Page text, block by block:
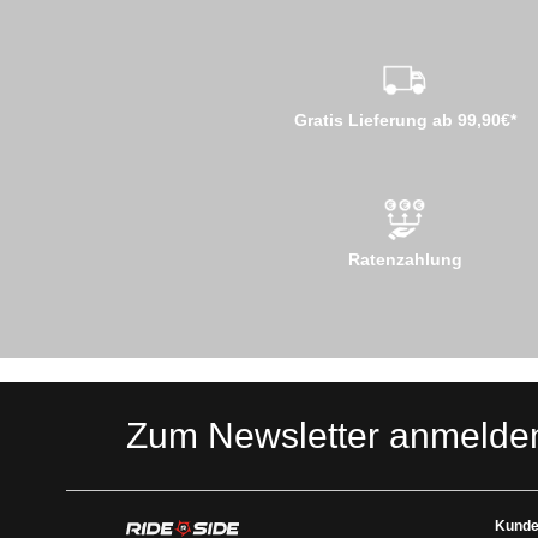
Gratis Lieferung ab 99,90€*
Ratenzahlung
Zum Newsletter